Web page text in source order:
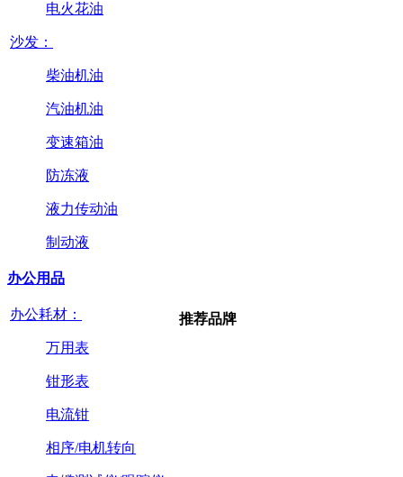
电火花油
沙发：
柴油机油
汽油机油
变速箱油
防冻液
液力传动油
制动液
办公用品
办公耗材：
万用表
钳形表
电流钳
相序/电机转向
推荐品牌